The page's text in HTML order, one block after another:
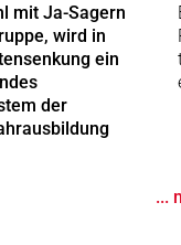
mit Ja-Sagern
wird in
ein
der
...